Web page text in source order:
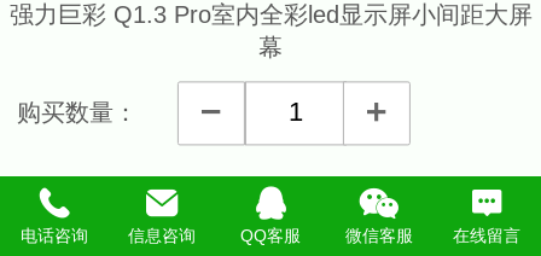
强力巨彩 Q1.3 Pro室内全彩led显示屏小间距大屏
幕
购买数量：
详细说明
电话咨询 信息咨询 QQ客服 微信客服 在线留言